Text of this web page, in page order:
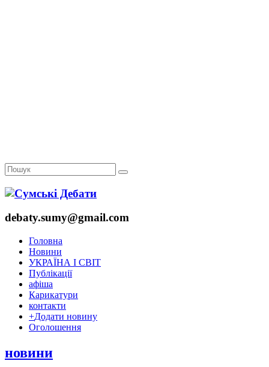
debaty.sumy@gmail.com
Головна
Новини
УКРАЇНА І СВІТ
Публікації
афіша
Карикатури
контакти
+Додати новину
Оголошення
новини